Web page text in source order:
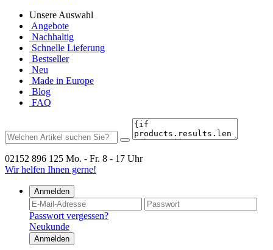
Unsere Auswahl
Angebote
Nachhaltig
Schnelle Lieferung
Bestseller
Neu
Made in Europe
Blog
FAQ
02152 896 125 Mo. - Fr. 8 - 17 Uhr
Wir helfen Ihnen gerne!
Anmelden
Passwort vergessen?
Neukunde
Anmelden